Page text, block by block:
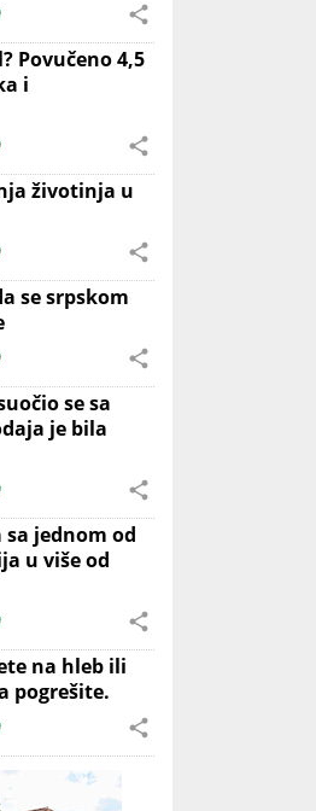
Povučeno 4,5
i
životinja u
se srpskom
se sa
je bila
sa jednom od
u više od
na hleb ili
pogrešite.